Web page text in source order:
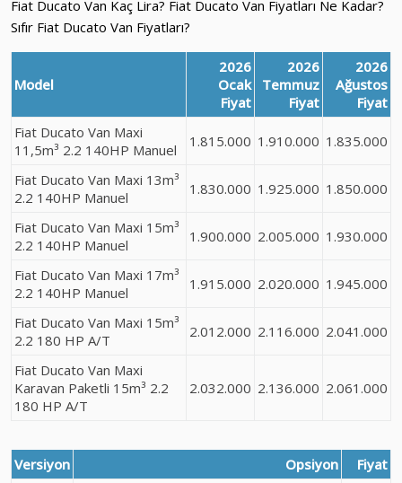
Fiat Ducato Van Kaç Lira? Fiat Ducato Van Fiyatları Ne Kadar?
Sıfır Fiat Ducato Van Fiyatları?
Model
2026
Ocak
Fiyat
2026
Temmuz
Fiyat
2026
Ağustos
Fiyat
Fiat Ducato Van Maxi
11,5m³ 2.2 140HP Manuel
1.815.000 1.910.000 1.835.000
Fiat Ducato Van Maxi 13m³
2.2 140HP Manuel
1.830.000 1.925.000 1.850.000
Fiat Ducato Van Maxi 15m³
2.2 140HP Manuel
1.900.000 2.005.000 1.930.000
Fiat Ducato Van Maxi 17m³
2.2 140HP Manuel
1.915.000 2.020.000 1.945.000
Fiat Ducato Van Maxi 15m³
2.2 180 HP A/T
2.012.000 2.116.000 2.041.000
Fiat Ducato Van Maxi
Karavan Paketli 15m³ 2.2
180 HP A/T
2.032.000 2.136.000 2.061.000
Versiyon Opsiyon
Fiyat